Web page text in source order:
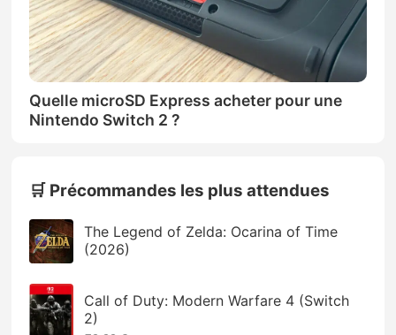
Quelle microSD Express acheter pour une
Nintendo Switch 2 ?
🛒 Précommandes les plus attendues
The Legend of Zelda: Ocarina of Time
(2026)
Call of Duty: Modern Warfare 4 (Switch
2)